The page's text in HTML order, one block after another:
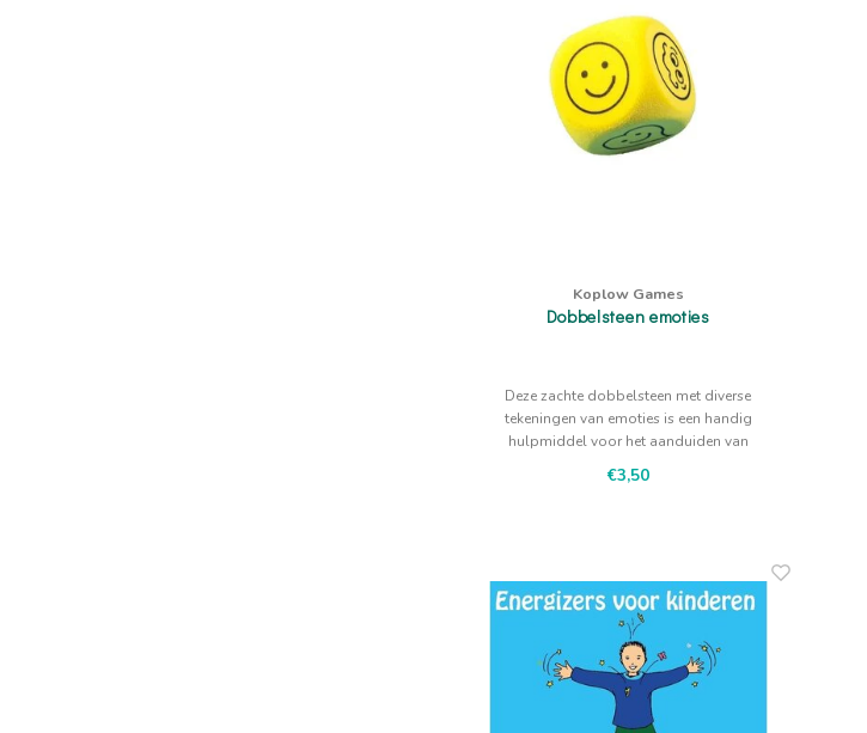
Koplow Games
Dobbelsteen emoties
Deze zachte dobbelsteen met diverse
tekeningen van emoties is een handig
hulpmiddel voor het aanduiden van
€3,50